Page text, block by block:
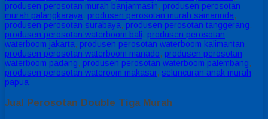
produsen perosotan murah banjarmasin, produsen perosotan
murah palangkaraya, produsen perosotan murah samarinda,
produsen perosotan surabaya, produsen perosotan tanggerang,
produsen perosotan waterboom bali, produsen perosotan
waterboom jakarta, produsen perosotan waterboom kalimantan,
produsen perosotan waterboom manado, produsen perosotan
waterboom padang, produsen perosotan waterboom palembang,
produsen perosotan wateroom makasar, seluncuran anak murah
papua
Jual Perosotan Double Tiga Murah